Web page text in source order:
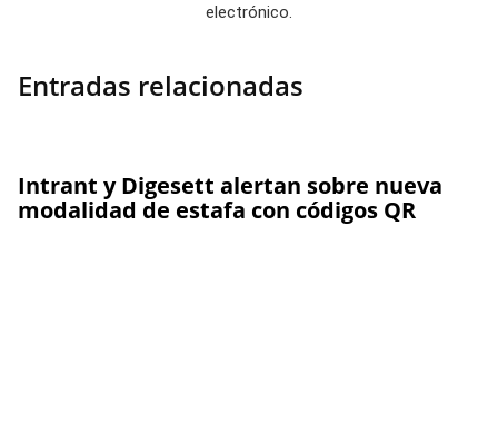
electrónico.
Entradas relacionadas
Intrant y Digesett alertan sobre nueva
modalidad de estafa con códigos QR